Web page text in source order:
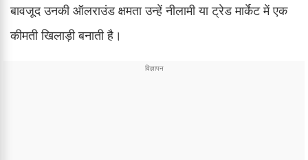
बावजूद उनकी ऑलराउंड क्षमता उन्हें नीलामी या ट्रेड मार्केट में एक
कीमती खिलाड़ी बनाती है।